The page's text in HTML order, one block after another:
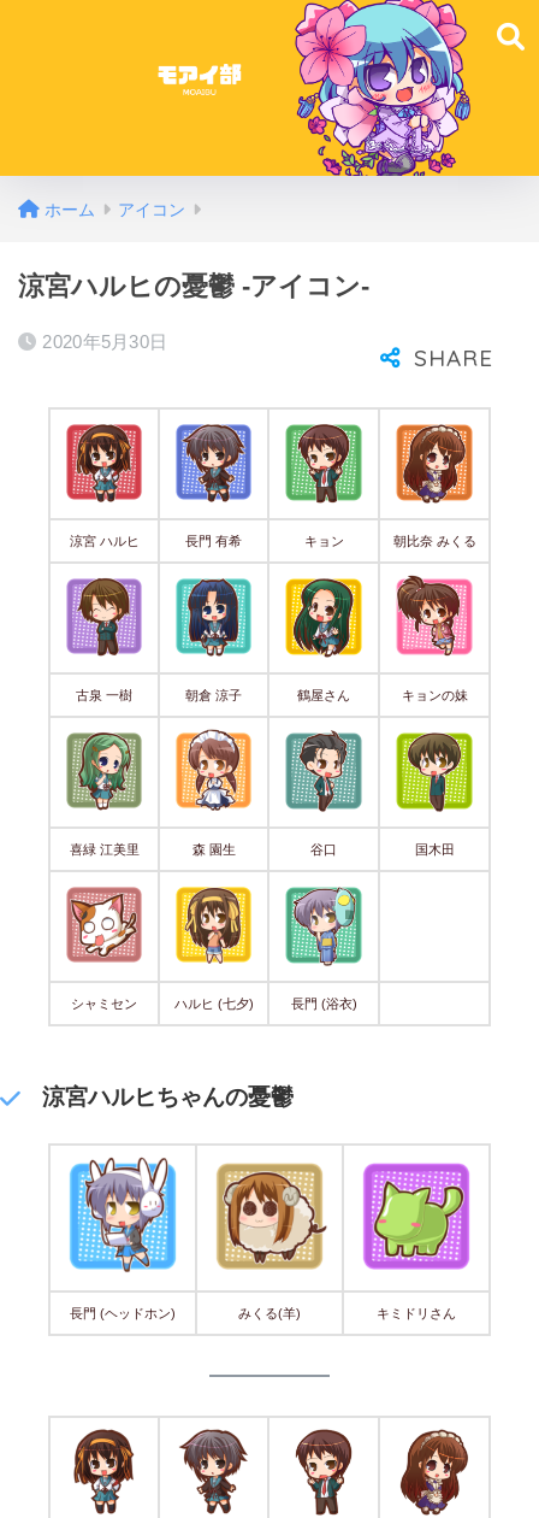
ホーム アイコン
涼宮ハルヒの憂鬱 -アイコン-
2020年5月30日
涼宮 ハルヒ 長門 有希 キョン 朝比奈 みくる
古泉 一樹 朝倉 涼子 鶴屋さん キョンの妹
喜緑 江美里 森 園生 谷口 国木田
シャミセン ハルヒ (七夕) 長門 (浴衣)
涼宮ハルヒちゃんの憂鬱
長門 (ヘッドホン) みくる(羊) キミドリさん